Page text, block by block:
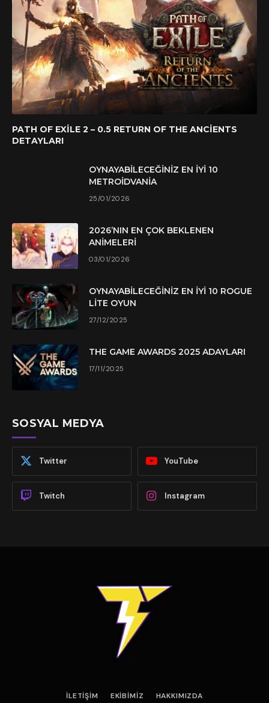
PATH OF EXILE 2 – 0.5 RETURN OF THE ANCIENTS
DETAYLARI
OYNAYABILECEĞINIZ EN İYI 10
METROIDVANIA
25/01/2026
2026’NIN EN ÇOK BEKLENEN
ANIMELERI
03/01/2026
OYNAYABILECEĞINIZ EN İYI 10 ROGUE
LITE OYUN
27/12/2025
THE GAME AWARDS 2025 ADAYLARI
17/11/2025
SOSYAL MEDYA
Twitter YouTube
Twitch Instagram
İLETIŞIM EKIBIMIZ HAKKIMIZDA